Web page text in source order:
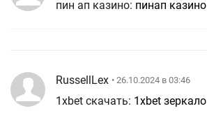
пин ап казино: пинап казино
RussellLex • 26.10.2024 в 03:46
1xbet скачать: 1xbet зеркало